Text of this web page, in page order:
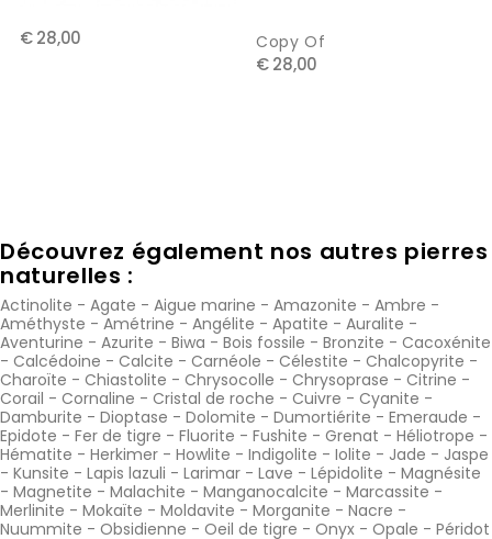
€ 28,00 Copy Of
€ 28,00
Découvrez également nos autres pierres
naturelles :
Actinolite - Agate - Aigue marine - Amazonite - Ambre -
Améthyste - Amétrine - Angélite - Apatite - Auralite -
Aventurine - Azurite - Biwa - Bois fossile - Bronzite - Cacoxénite
- Calcédoine - Calcite - Carnéole - Célestite - Chalcopyrite -
Charoïte - Chiastolite - Chrysocolle - Chrysoprase - Citrine -
Corail - Cornaline - Cristal de roche - Cuivre - Cyanite -
Damburite - Dioptase - Dolomite - Dumortiérite - Emeraude -
Epidote - Fer de tigre - Fluorite - Fushite - Grenat - Héliotrope -
Hématite - Herkimer - Howlite - Indigolite - Iolite - Jade - Jaspe
- Kunsite - Lapis lazuli - Larimar - Lave - Lépidolite - Magnésite
- Magnetite - Malachite - Manganocalcite - Marcassite -
Merlinite - Mokaïte - Moldavite - Morganite - Nacre -
Nuummite - Obsidienne - Oeil de tigre - Onyx - Opale - Péridot